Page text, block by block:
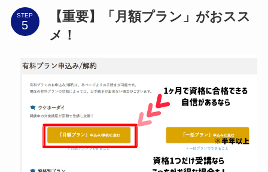
STEP
【重要】「月額プラン」がおスス
メ！